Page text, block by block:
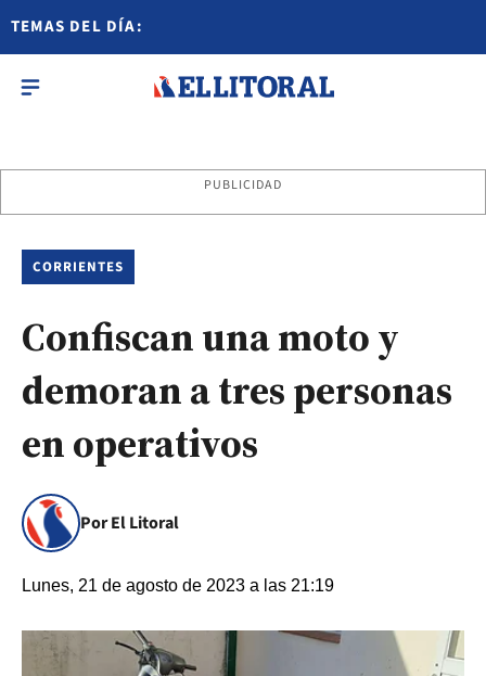
TEMAS DEL DÍA:
PUBLICIDAD
CORRIENTES
Confiscan una moto y
demoran a tres personas
en operativos
Por El Litoral
Lunes, 21 de agosto de 2023 a las 21:19